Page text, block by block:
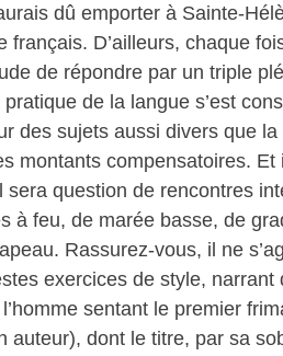
dû emporter à Sainte-
français. D’ailleurs, chaque
de répondre par un triple
pratique de la langue s’est
des sujets aussi divers que
montants compensatoires.
sera question de rencontres
à feu, de marée basse, de
Rassurez-vous, il ne
exercices de style,
sentant le premier
auteur), dont le titre, par sa